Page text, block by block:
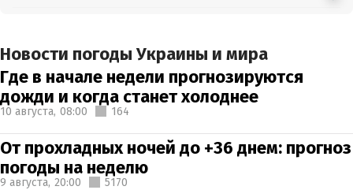
Новости погоды Украины и мира
Где в начале недели прогнозируются
дожди и когда станет холоднее
10 августа, 08:00 164
От прохладных ночей до +36 днем: прогноз
погоды на неделю
9 августа, 20:00 5170